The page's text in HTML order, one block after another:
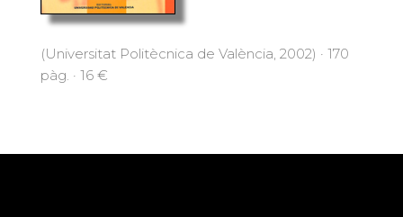
(Universitat Politècnica de València, 2002) · 170
pàg. · 16 €